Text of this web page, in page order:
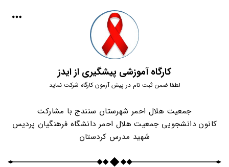
کارگاه آموزشی پیشگیری از ایدز
لطفا ضمن ثبت نام در پیش آزمون کارگاه شرکت نماید
جمعیت هلال احمر شهرستان سنندج با مشارکت
کانون دانشجویی جمعیت هلال احمر دانشگاه فرهنگیان پردیس
شهید مدرس کردستان